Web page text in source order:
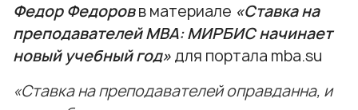
Федор Федоровв материале «Ставка на
преподавателей МВА: МИРБИС начинает
новый учебный год»для портала mba.su
«Ставка на преподавателей оправданна, и